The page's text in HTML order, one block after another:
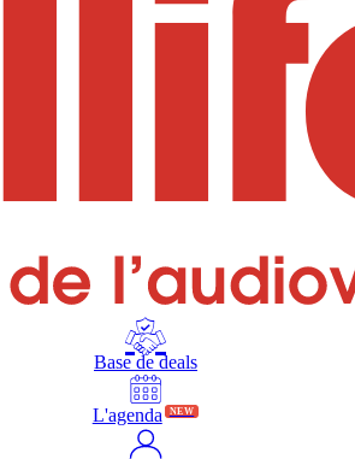
Base de deals
L'agenda NEW